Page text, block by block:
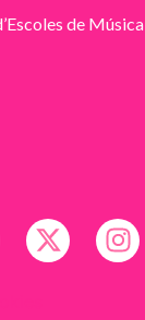
de Música